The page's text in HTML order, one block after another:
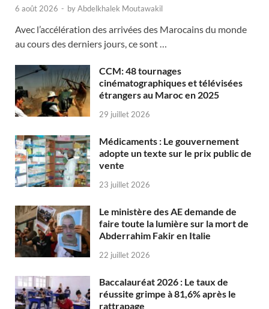
6 août 2026 - byAbdelkhalek Moutawakil
Avec l’accélération des arrivées des Marocains du monde
au cours des derniers jours, ce sont …
CCM: 48 tournages
cinématographiques et télévisées
étrangers au Maroc en 2025
29 juillet 2026
Médicaments : Le gouvernement
adopte un texte sur le prix public de
vente
23 juillet 2026
Le ministère des AE demande de
faire toute la lumière sur la mort de
Abderrahim Fakir en Italie
22 juillet 2026
Baccalauréat 2026 : Le taux de
réussite grimpe à 81,6% après le
rattrapage